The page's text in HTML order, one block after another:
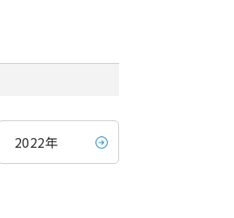
2022年